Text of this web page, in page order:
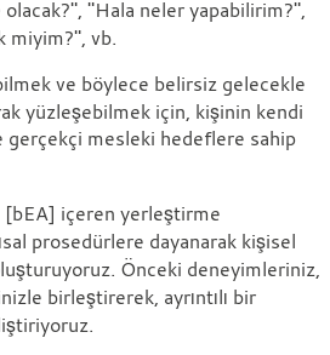
olacak?", "Hala neler yapabilirim?",
miyim?", vb.
ve böylece belirsiz gelecekle
yüzleşebilmek için, kişinin kendi
mesleki hedeflere sahip
içeren yerleştirme
prosedürlere dayanarak kişisel
Önceki deneyimleriniz,
birleştirerek, ayrıntılı bir